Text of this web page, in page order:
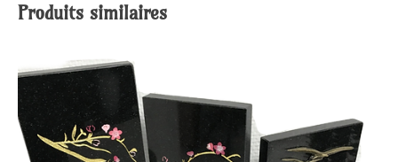
Produits similaires